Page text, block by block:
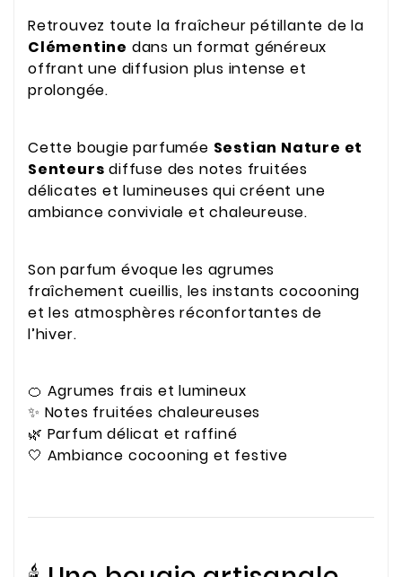
Retrouvez toute la fraîcheur pétillante de la
Clémentine dans un format généreux
offrant une diffusion plus intense et
prolongée.
Cette bougie parfumée Sestian Nature et
Senteurs diffuse des notes fruitées
délicates et lumineuses qui créent une
ambiance conviviale et chaleureuse.
Son parfum évoque les agrumes
fraîchement cueillis, les instants cocooning
et les atmosphères réconfortantes de
l’hiver.
🍊 Agrumes frais et lumineux
✨ Notes fruitées chaleureuses
🌿 Parfum délicat et raffiné
🤍 Ambiance cocooning et festive